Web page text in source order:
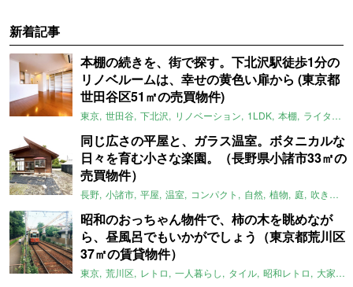
新着記事
本棚の続きを、街で探す。下北沢駅徒歩1分の
リノベルームは、幸せの黄色い扉から (東京都
世田谷区51㎡の売買物件)
東京 世田谷 下北沢 リノベーション 1LDK 本棚 ライター：ほしりょうこ
同じ広さの平屋と、ガラス温室。ボタニカルな
日々を育む小さな楽園。（長野県小諸市33㎡の
売買物件）
長野 小諸市 平屋 温室 コンパクト 自然 植物 庭 吹き抜け
昭和のおっちゃん物件で、柿の木を眺めなが
ら、昼風呂でもいかがでしょう（東京都荒川区
37㎡の賃貸物件）
東京 荒川区 レトロ 一人暮らし タイル 昭和レトロ 大家女子